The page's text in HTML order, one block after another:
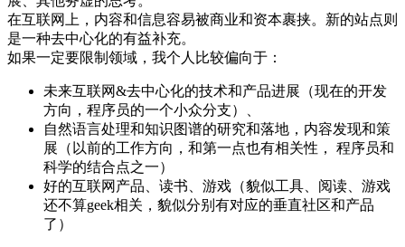
在互联网上，内容和信息容易被商业和资本裹挟。新的站点则
是一种去中心化的有益补充。
如果一定要限制领域，我个人比较偏向于：
未来互联网&去中心化的技术和产品进展（现在的开发
方向，程序员的一个小众分支）、
自然语言处理和知识图谱的研究和落地，内容发现和策
展（以前的工作方向，和第一点也有相关性， 程序员和
科学的结合点之一）
好的互联网产品、读书、游戏（貌似工具、阅读、游戏
还不算geek相关，貌似分别有对应的垂直社区和产品
了）